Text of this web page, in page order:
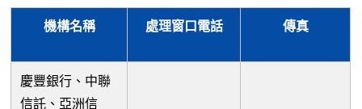
機構名稱 處理窗口電話 傳真
慶豐銀行、中聯
信託、亞洲信